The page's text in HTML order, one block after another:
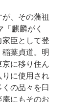
が、その藩祖
麒麟がく
家臣として登
葉貞道。明
に移り住ん
りに使用され
の品々を臼
にもそのお